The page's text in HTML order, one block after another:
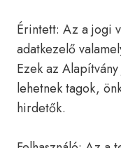
Érintett: Az a jogi
adatkezelő
Ezek az
lehetnek tagok,
hirdetők.